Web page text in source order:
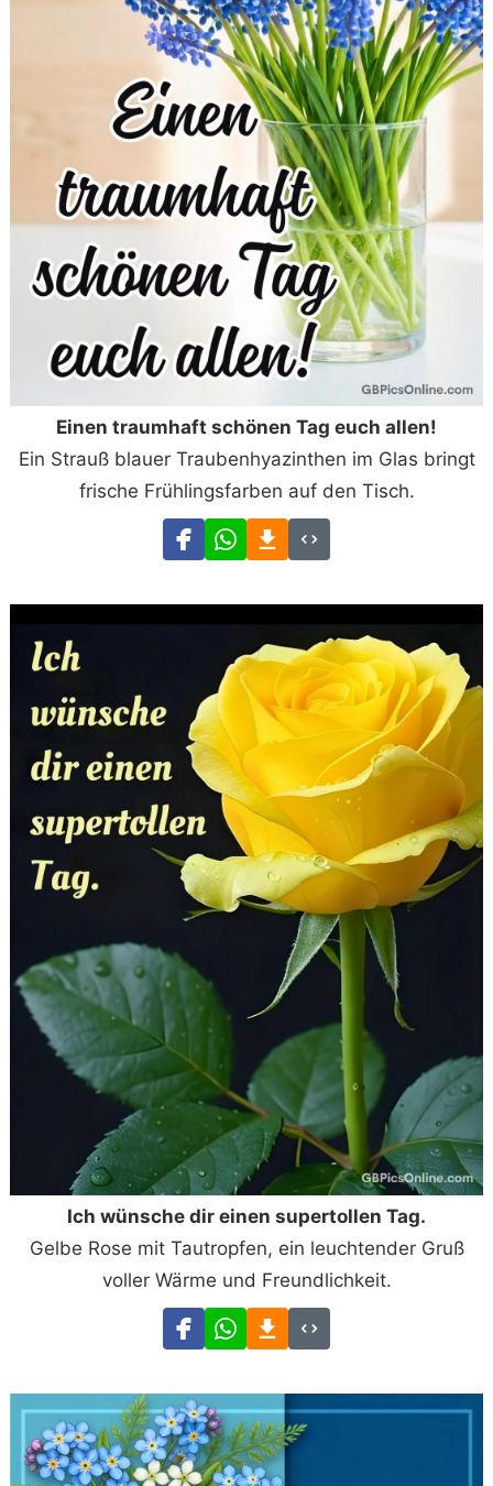
Einen traumhaft schönen Tag euch allen!
Ein Strauß blauer Traubenhyazinthen im Glas bringt
frische Frühlingsfarben auf den Tisch.
Ich wünsche dir einen supertollen Tag.
Gelbe Rose mit Tautropfen, ein leuchtender Gruß
voller Wärme und Freundlichkeit.